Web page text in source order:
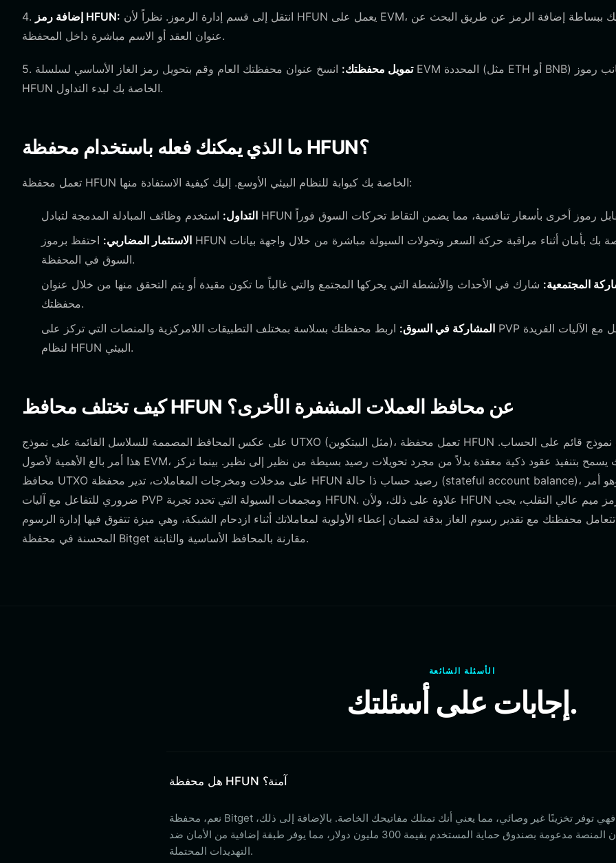
4. إضافة رمز HFUN:
عنوان العقد أو الاسم مباشرة داخل المحفظة.
5. تمويل محفظتك: انسخ عنوان محفظتك العام وقم بتحويل رمز الغاز الأساسي لسلسلة EVM المحددة (مثل ETH أو BNB) إلى جانب رموز
HFUN الخاصة بك لبدء التداول.
ما الذي يمكنك فعله باستخدام محفظة HFUN؟
تعمل محفظة HFUN الخاصة بك كبوابة للنظام البيئي الأوسع. إليك كيفية الاستفادة منها:
التداول:
الاستثمار المضاربي: احتفظ برموز HFUN الخاصة بك بأمان أثناء مراقبة حركة السعر وتحولات السيولة مباشرة من خلال واجهة بيانات
السوق في المحفظة.
المجتمعية: شارك في الأحداث والأنشطة التي يحركها المجتمع والتي غالباً ما تكون مقيدة أو يتم التحقق منها من خلال عنوان
محفظتك.
المشاركة في السوق: اربط محفظتك بسلاسة بمختلف التطبيقات اللامركزية والمنصات التي تركز على PVP للتفاعل مع الآليات الفريدة
لنظام HFUN البيئي.
كيف تختلف محافظ HFUN عن محافظ العملات المشفرة الأخرى؟
على عكس المحافظ المصممة للسلاسل القائمة على نموذج UTXO (مثل البيتكوين)، تعمل محفظة HFUN على نموذج قائم على الحساب.
هذا أمر بالغ الأهمية لأصول EVM، حيث يسمح بتنفيذ عقود ذكية معقدة بدلاً من مجرد تحويلات رصيد بسيطة من نظير إلى نظير. بينما تركز
محافظ UTXO على مدخلات ومخرجات المعاملات، تدير محفظة HFUN رصيد حساب ذا حالة (stateful account balance)، وهو أمر
ضروري للتفاعل مع آليات PVP ومجمعات السيولة التي تحدد تجربة HFUN. علاوة على ذلك، ولأن HFUN هو رمز ميم عالي التقلب، يجب
محفظتك مع تقدير رسوم الغاز بدقة لضمان إعطاء الأولوية لمعاملاتك أثناء ازدحام الشبكة، وهي ميزة تتفوق فيها إدارة الرسوم
المحسنة في محفظة Bitget مقارنة بالمحافظ الأساسية والثابتة.
الأسئلة الشائعة
إجابات على أسئلتك.
هل محفظة HFUN آمنة؟
نعم، محفظة Bitget آمنة للغاية. فهي توفر تخزينًا غير وصائي، مما يعني أنك تمتلك مفاتيحك الخاصة. بالإضافة إلى ذلك،
فإن المنصة مدعومة بصندوق حماية المستخدم بقيمة 300 مليون دولار، مما يوفر طبقة إضافية من الأمان ضد
التهديدات المحتملة.